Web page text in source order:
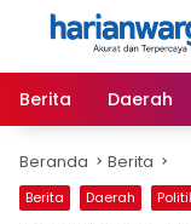
Langsung
Berita
Daerah
Beranda Berita
Berita Daerah